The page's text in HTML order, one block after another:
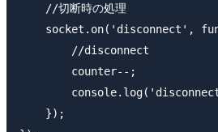
    //切断時の処理
socket.on('disconnect',
        //disconnect
        counter--;
    });